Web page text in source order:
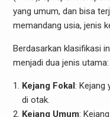
yang umum, dan bisa
memandang usia, jenis
Berdasarkan klasifikasi
menjadi dua jenis utama:
Kejang Fokal: Kejang
di otak.
Kejang Umum: